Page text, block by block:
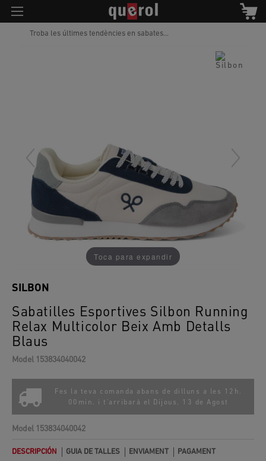
Troba les últimes tendències en sabates...
Toca para expandir
Sabatilles Esportives Silbon Running
Relax Multicolor Beix Amb Detalls
Blaus
SILBON
Model 153834040042
Fes la teva comanda abans de dilluns a les 12h.
00min. i t'arribarà el
Dijous, 13 de Agost
Model 153834040042
DESCRIPCIÓN GUIA DE TALLES ENVIAMENT PAGAMENT